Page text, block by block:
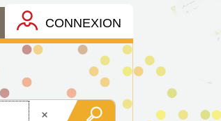
CONNEXION